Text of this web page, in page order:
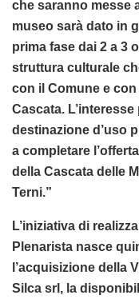
che saranno messe
museo sarà dato in
prima fase dai 2 a 3
struttura culturale
con il Comune e
Cascata.
destinazione d’uso
a completare
della Cascata delle
Terni.”
L’iniziativa di
Plenarista nasce
l’acquisizione della
Silca srl, la